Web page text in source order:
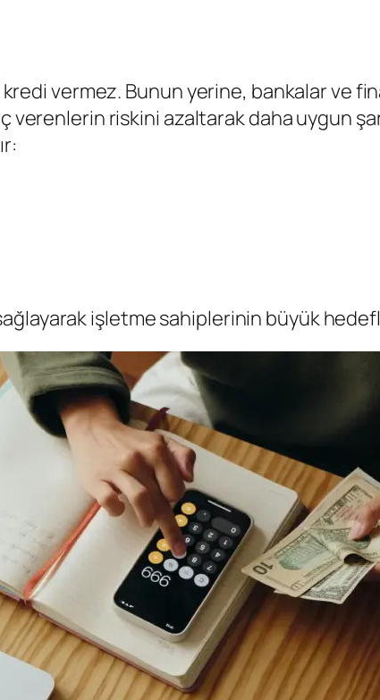
vermez. Bunun yerine, bankalar ve
verenlerin riskini azaltarak daha uygun
işletme sahiplerinin büyük